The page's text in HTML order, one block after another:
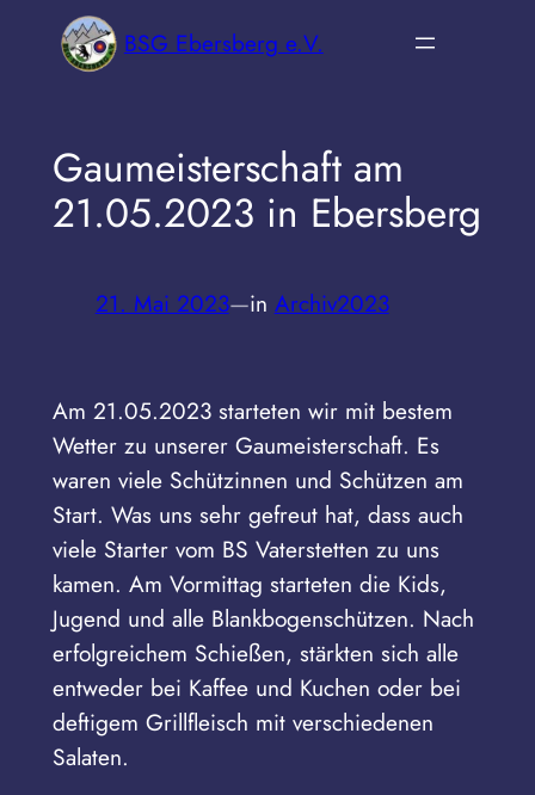
BSG Ebersberg e.V.
Gaumeisterschaft am
21.05.2023 in Ebersberg
21. Mai 2023—in Archiv2023
Am 21.05.2023 starteten wir mit bestem
Wetter zu unserer Gaumeisterschaft. Es
waren viele Schützinnen und Schützen am
Start. Was uns sehr gefreut hat, dass auch
viele Starter vom BS Vaterstetten zu uns
kamen. Am Vormittag starteten die Kids,
Jugend und alle Blankbogenschützen. Nach
erfolgreichem Schießen, stärkten sich alle
entweder bei Kaffee und Kuchen oder bei
deftigem Grillfleisch mit verschiedenen
Salaten.